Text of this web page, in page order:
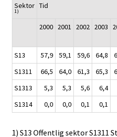
Sektor
1)
Tid
2000 2001 2002 2003
S13 57,9 59,1 59,6 64,8
S1311
66,5 64,0 61,3 65,3
S1313
5,3 5,3 5,6 6,4
S1314
0,0 0,0 0,1 0,1
1) S13 Offentlig sektor S1311